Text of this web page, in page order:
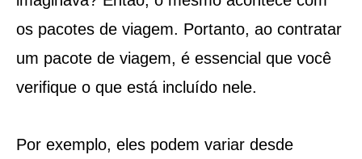
os pacotes de viagem. Portanto, ao contratar
um pacote de viagem, é essencial que você
verifique o que está incluído nele.
Por exemplo, eles podem variar desde